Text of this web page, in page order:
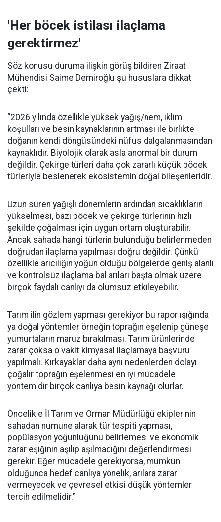
'Her böcek istilası ilaçlama
gerektirmez'
Söz konusu duruma ilişkin görüş bildiren Ziraat
Mühendisi Saime Demiroğlu şu hususlara dikkat
çekti:
“2026 yılında özellikle yüksek yağış/nem, iklim
koşulları ve besin kaynaklarının artması ile birlikte
doğanın kendi döngüsündeki nüfus dalgalanmasından
kaynaklıdır. Biyolojik olarak asla anormal bir durum
değildir. Çekirge türleri daha çok zararlı küçük böcek
türleriyle beslenerek ekosistemin doğal bileşenleridir.
Uzun süren yağışlı dönemlerin ardından sıcaklıkların
yükselmesi, bazı böcek ve çekirge türlerinin hızlı
şekilde çoğalması için uygun ortam oluşturabilir.
Ancak sahada hangi türlerin bulunduğu belirlenmeden
doğrudan ilaçlama yapılması doğru değildir. Çünkü
özellikle arıcılığın yoğun olduğu bölgelerde geniş alanlı
ve kontrolsüz ilaçlama bal arıları başta olmak üzere
birçok faydalı canlıyı da olumsuz etkileyebilir.
Tarım ilin gözlem yapması gerekiyor bu rapor ışığında
ya doğal yöntemler örneğin toprağın eşelenip güneşe
yumurtaların maruz bırakılması. Tarım ürünlerinde
zarar çoksa o vakit kimyasal ilaçlamaya başvuru
yapılmalı. Kırkayaklar daha aynı nedenlerden dolayı
çoğalır toprağın eşelenmesi en iyi mücadele
yöntemidir birçok canlıya besin kaynağı olurlar.
Öncelikle İl Tarım ve Orman Müdürlüğü ekiplerinin
sahadan numune alarak tür tespiti yapması,
popülasyon yoğunluğunu belirlemesi ve ekonomik
zarar eşiğinin aşılıp aşılmadığını değerlendirmesi
gerekir. Eğer mücadele gerekiyorsa, mümkün
olduğunca hedef canlıya yönelik, arılara zarar
vermeyecek ve çevresel etkisi düşük yöntemler
tercih edilmelidir.”